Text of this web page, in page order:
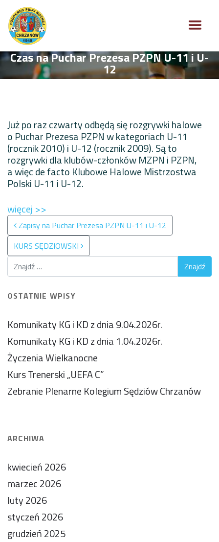
Czas na Puchar Prezesa PZPN U-11 i U-
12
Już po raz czwarty odbędą się rozgrywki halowe
o Puchar Prezesa PZPN w kategoriach U-11
(rocznik 2010) i U-12 (rocznik 2009). Są to
rozgrywki dla klubów-członków MZPN i PZPN,
a więc de facto Klubowe Halowe Mistrzostwa
Polski U-11 i U-12.
więcej >>
Nawigacja po wpisach
Zapisy na Puchar Prezesa PZPN U-11 i U-12
KURS SĘDZIOWSKI
OSTATNIE WPISY
Komunikaty KG i KD z dnia 9.04.2026r.
Komunikaty KG i KD z dnia 1.04.2026r.
Życzenia Wielkanocne
Kurs Trenerski „UEFA C”
Zebranie Plenarne Kolegium Sędziów Chrzanów
ARCHIWA
kwiecień 2026
marzec 2026
luty 2026
styczeń 2026
grudzień 2025